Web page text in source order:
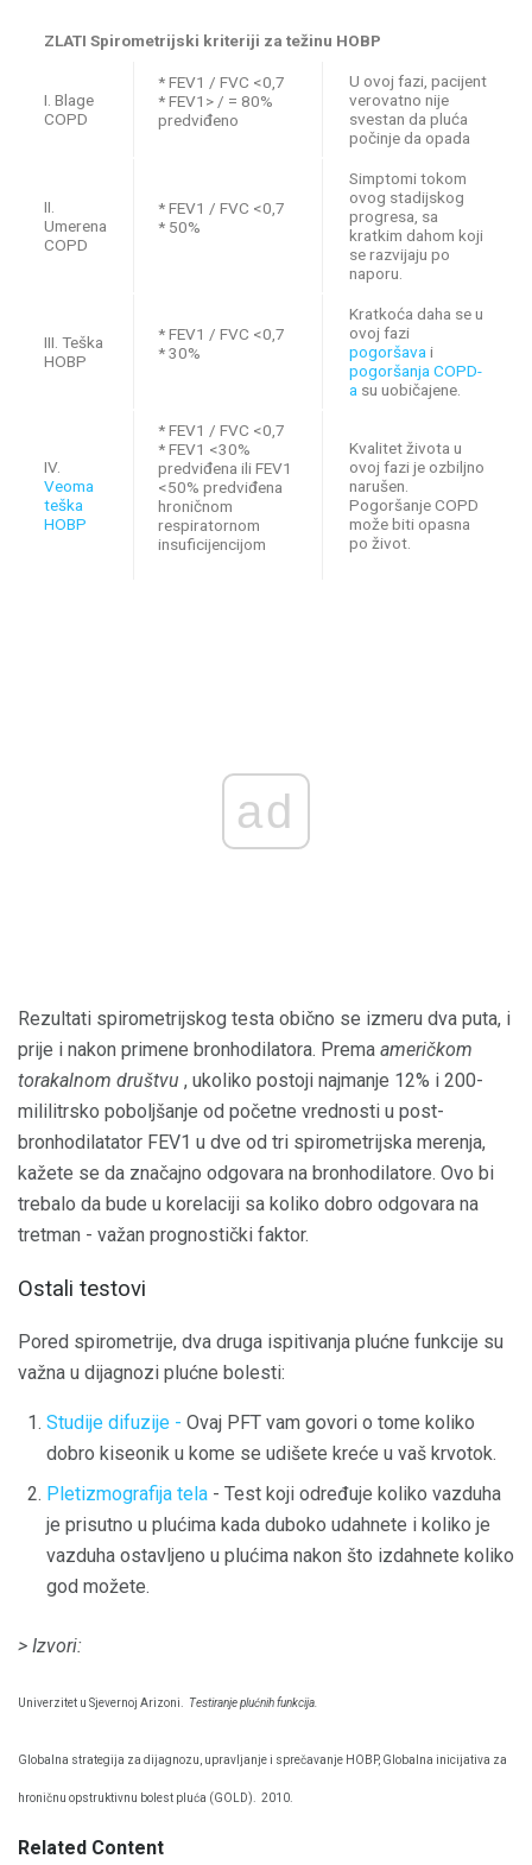
ZLATI Spirometrijski kriteriji za težinu HOBP
I. Blage
COPD
* FEV1 / FVC <0,7
* FEV1> / = 80%
predviđeno
U ovoj fazi, pacijent
verovatno nije
svestan da pluća
počinje da opada
II.
Umerena
COPD
* FEV1 / FVC <0,7
* 50%
Simptomi tokom
ovog stadijskog
progresa, sa
kratkim dahom koji
se razvijaju po
naporu.
III. Teška
HOBP
* FEV1 / FVC <0,7
* 30%
Kratkoća daha se u
ovoj fazi
pogoršavai
pogoršanja COPD-
a su uobičajene.
IV.
Veoma
teška
HOBP
* FEV1 / FVC <0,7
* FEV1 <30%
predviđena ili FEV1
<50% predviđena
hroničnom
respiratornom
insuficijencijom
Kvalitet života u
ovoj fazi je ozbiljno
narušen.
Pogoršanje COPD
može biti opasna
po život.
ad
Rezultati spirometrijskog testa obično se izmeru dva puta, i
prije i nakon primene bronhodilatora. Prema američkom
torakalnom društvu , ukoliko postoji najmanje 12% i 200-
mililitrsko poboljšanje od početne vrednosti u post-
bronhodilatator FEV1 u dve od tri spirometrijska merenja,
kažete se da značajno odgovara na bronhodilatore. Ovo bi
trebalo da bude u korelaciji sa koliko dobro odgovara na
tretman - važan prognostički faktor.
Ostali testovi
Pored spirometrije, dva druga ispitivanja plućne funkcije su
važna u dijagnozi plućne bolesti:
Studije difuzije - Ovaj PFT vam govori o tome koliko
dobro kiseonik u kome se udišete kreće u vaš krvotok.
Pletizmografija tela - Test koji određuje koliko vazduha
je prisutno u plućima kada duboko udahnete i koliko je
vazduha ostavljeno u plućima nakon što izdahnete koliko
god možete.
> Izvori:
Univerzitet u Sjevernoj Arizoni. Testiranje plućnih funkcija.
Globalna strategija za dijagnozu, upravljanje i sprečavanje HOBP, Globalna inicijativa za
hroničnu opstruktivnu bolest pluća (GOLD). 2010.
Related Content